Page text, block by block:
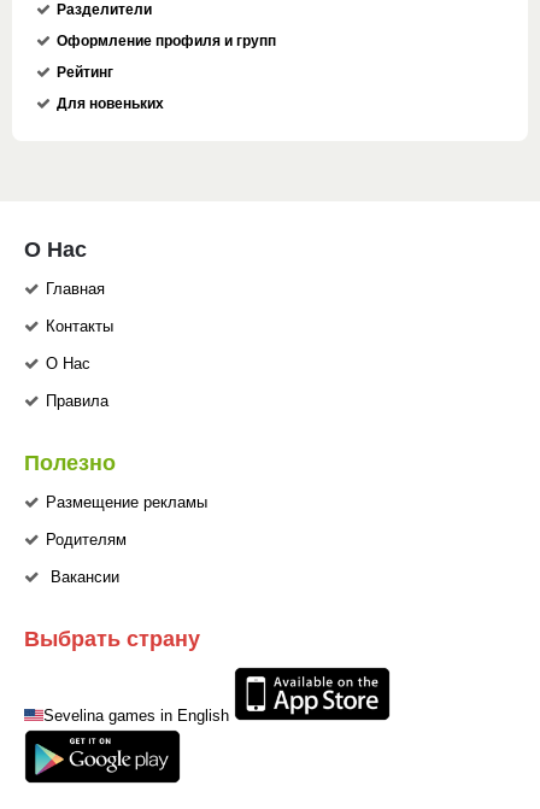
Разделители
Оформление профиля и групп
Рейтинг
Для новеньких
О Нас
Главная
Контакты
О Нас
Правила
Полезно
Размещение рекламы
Родителям
Вакансии
Выбрать страну
Sevelina games in English